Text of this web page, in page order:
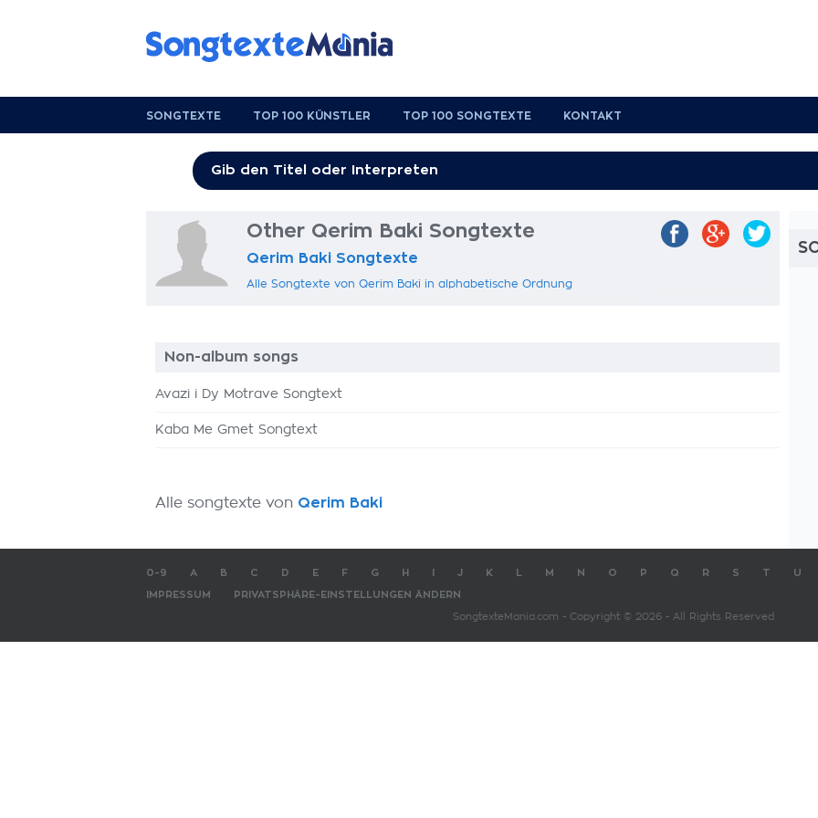
SONGTEXTE TOP 100 KÜNSTLER TOP 100 SONGTEXTE KONTAKT
Other Qerim Baki Songtexte
Qerim Baki Songtexte
Alle Songtexte von Qerim Baki in alphabetische Ordnung
Non-album songs
Avazi i Dy Motrave Songtext
Kaba Me Gmet Songtext
Alle songtexte von Qerim Baki
0-9 A B C D E F G H J K M N O P Q R S T U
IMPRESSUM PRIVATSPHÄRE-EINSTELLUNGEN ÄNDERN
SongtexteMania.com - Copyright © 2026 - All Rights Reserved